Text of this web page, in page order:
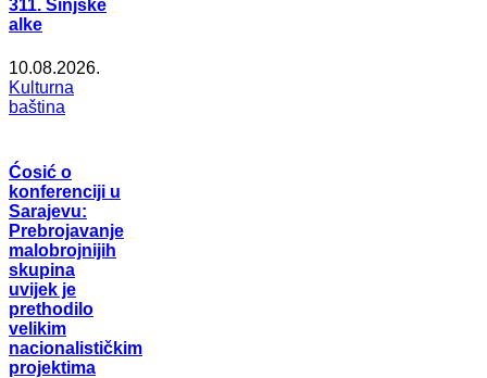
311. Sinjske
alke
10.08.2026.
Kulturna
baština
Ćosić o
konferenciji u
Sarajevu:
Prebrojavanje
malobrojnijih
skupina
uvijek je
prethodilo
velikim
nacionalističkim
projektima